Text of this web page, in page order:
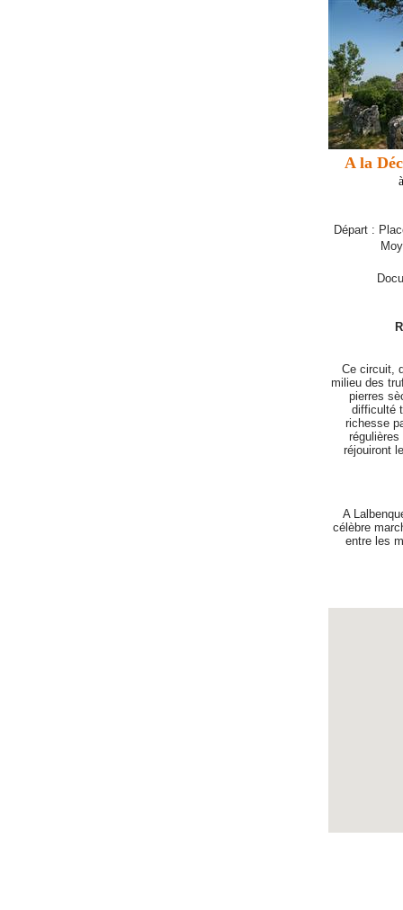
A la
Départ :
Ce circuit,
milieu des
pierres
difficulté
richesse
régulières
réjouiront
A
célèbre
entre les